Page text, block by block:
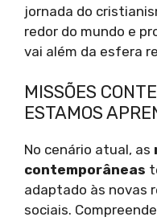
jornada do
redor do mundo e
vai além da esfera
MISSÕES
ESTAMOS
No cenário atual, as
contemporâneas
adaptado às novas
sociais.